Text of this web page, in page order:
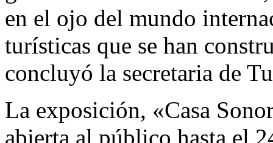
en el ojo del mundo
turísticas que se han
concluyó la secretaria de
La exposición, «Casa
abierta al público hasta el